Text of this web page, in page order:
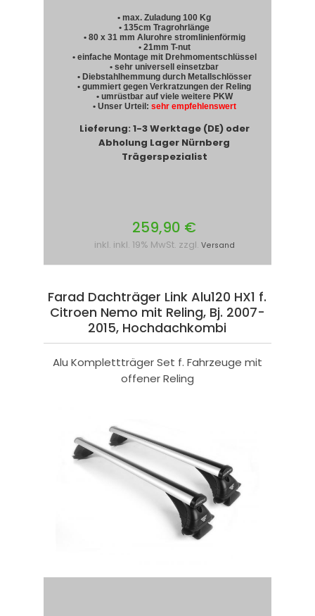
• max. Zuladung 100 Kg
• 135cm Tragrohrlänge
• 80 x 31 mm Alurohre stromlinienförmig
• 21mm T-nut
• einfache Montage mit Drehmomentschlüssel
• sehr universell einsetzbar
• Diebstahlhemmung durch Metallschlösser
• gummiert gegen Verkratzungen der Reling
• umrüstbar auf viele weitere PKW
• Unser Urteil: sehr empfehlenswert
Lieferung: 1-3 Werktage (DE) oder
Abholung Lager Nürnberg
Trägerspezialist
259,90 €
inkl. inkl. 19% MwSt. zzgl. Versand
Farad Dachträger Link Alu120 HX1 f.
Citroen Nemo mit Reling, Bj. 2007-
2015, Hochdachkombi
Alu Komplettträger Set f. Fahrzeuge mit
offener Reling